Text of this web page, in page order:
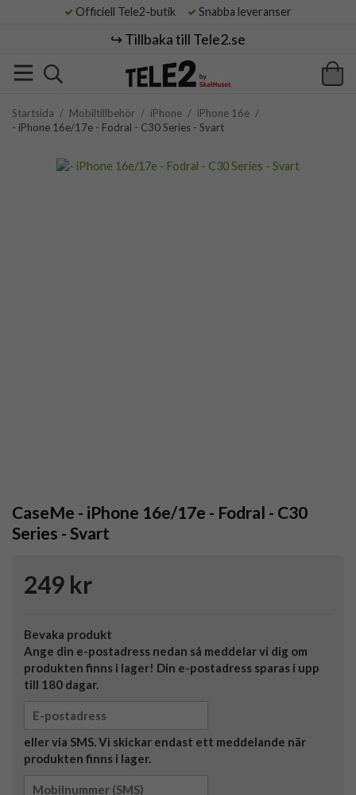
Officiell Tele2-butik Snabba leveranser
↪️ Tillbaka till Tele2.se
Startsida / Mobiltillbehör / iPhone / iPhone 16e /
- iPhone 16e/17e - Fodral - C30 Series - Svart
CaseMe - iPhone 16e/17e - Fodral - C30
Series - Svart
249 kr
Bevaka produkt
Ange din e-postadress nedan så meddelar vi dig om
produkten finns i lager! Din e-postadress sparas i upp
till 180 dagar.
eller via SMS. Vi skickar endast ett meddelande när
produkten finns i lager.